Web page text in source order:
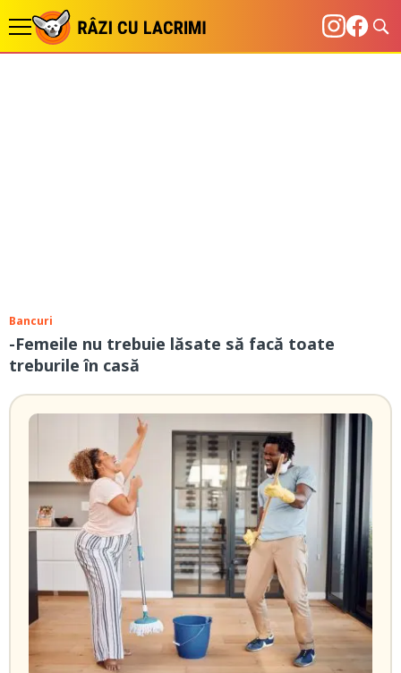
Bancuri
-Femeile nu trebuie lăsate să facă toate
treburile în casă